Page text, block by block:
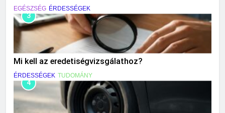
EGÉSZSÉG ÉRDESSÉGEK
3
Mi kell az eredetiségvizsgálathoz?
ÉRDESSÉGEK TUDOMÁNY
4